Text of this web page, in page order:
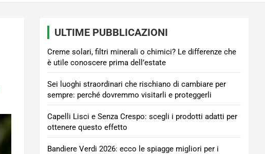
ULTIME PUBBLICAZIONI
Creme solari, filtri minerali o chimici? Le differenze che
è utile conoscere prima dell’estate
Sei luoghi straordinari che rischiano di cambiare per
sempre: perché dovremmo visitarli e proteggerli
Capelli Lisci e Senza Crespo: scegli i prodotti adatti per
ottenere questo effetto
Bandiere Verdi 2026: ecco le spiagge migliori per i